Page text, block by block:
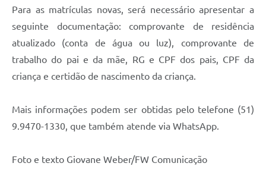
Para as matrículas novas, será necessário apresentar a
seguinte documentação: comprovante de residência
atualizado (conta de água ou luz), comprovante de
trabalho do pai e da mãe, RG e CPF dos pais, CPF da
criança e certidão de nascimento da criança.
Mais informações podem ser obtidas pelo telefone (51)
9.9470-1330, que também atende via WhatsApp.
Foto e texto Giovane Weber/FW Comunicação